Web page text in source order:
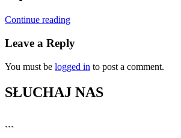
Continue reading
Leave a Reply
You must be logged in to post a comment.
SŁUCHAJ NAS
```